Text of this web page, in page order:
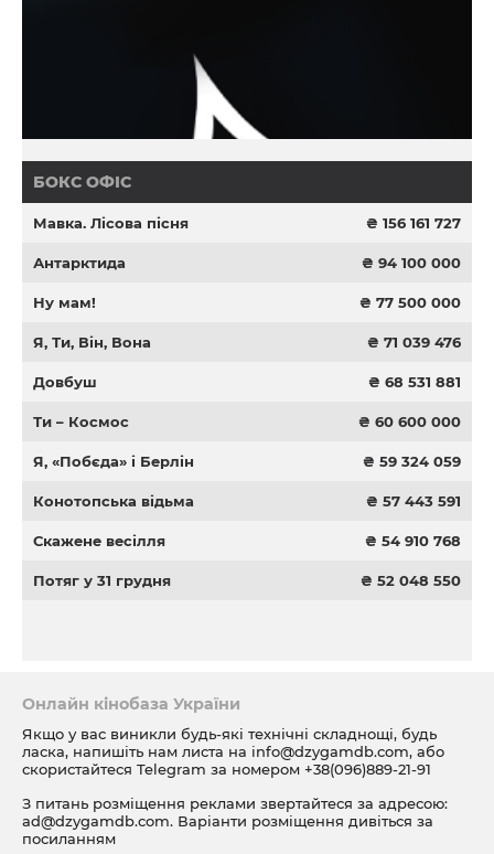
БОКС ОФІС
Мавка. Лісова пісня ₴ 156 161 727
Антарктида ₴ 94 100 000
Ну мам! ₴ 77 500 000
Я, Ти, Він, Вона ₴ 71 039 476
Довбуш ₴ 68 531 881
Ти – Космос ₴ 60 600 000
Я, «Побєда» і Берлін ₴ 59 324 059
Конотопська відьма ₴ 57 443 591
Скажене весілля ₴ 54 910 768
Потяг у 31 грудня ₴ 52 048 550
Онлайн кінобаза України
Якщо у вас виникли будь-які технічні складнощі, будь
ласка, напишіть нам листа на info@dzygamdb.com, або
скористайтеся Telegram за номером +38(096)889-21-91
З питань розміщення реклами звертайтеся за адресою:
ad@dzygamdb.com. Варіанти розміщення дивіться за
посиланням